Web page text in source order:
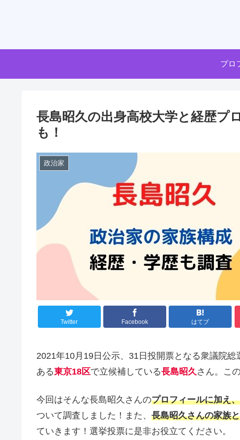
プロ
長島昭久の出身高校大学と経歴プ
も！
政治家
Twitter Facebook はてブ
2021年10月19日公示、31日投開票となる衆議院
ある東京18区で立候補している長島昭久 さん。こ
今回はそんな長島昭久さんのプロフィールに加え
ついて調査しました！また、 長島昭久さんの家族
ていきます！選挙投票に是非お役立てください。